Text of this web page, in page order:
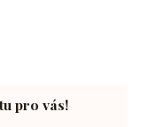
pro vás!